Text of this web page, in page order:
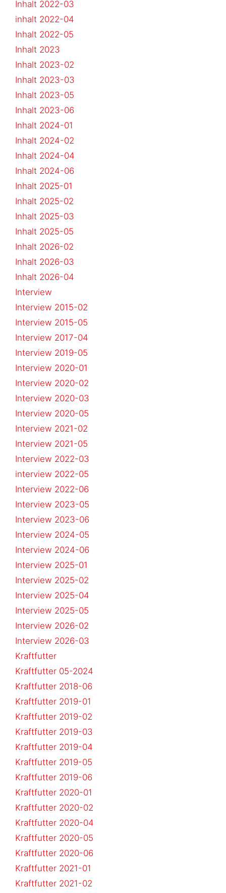
Inhalt 2022-03
inhalt 2022-04
Inhalt 2022-05
Inhalt 2023
Inhalt 2023-02
Inhalt 2023-03
Inhalt 2023-05
Inhalt 2023-06
Inhalt 2024-01
Inhalt 2024-02
Inhalt 2024-04
Inhalt 2024-06
Inhalt 2025-01
Inhalt 2025-02
Inhalt 2025-03
Inhalt 2025-05
Inhalt 2026-02
Inhalt 2026-03
Inhalt 2026-04
Interview
Interview 2015-02
Interview 2015-05
Interview 2017-04
Interview 2019-05
Interview 2020-01
Interview 2020-02
Interview 2020-03
Interview 2020-05
Interview 2021-02
Interview 2021-05
Interview 2022-03
interview 2022-05
Interview 2022-06
Interview 2023-05
Interview 2023-06
Interview 2024-05
Interview 2024-06
Interview 2025-01
Interview 2025-02
Interview 2025-04
Interview 2025-05
Interview 2026-02
Interview 2026-03
Kraftfutter
Kraftfutter 05-2024
Kraftfutter 2018-06
Kraftfutter 2019-01
Kraftfutter 2019-02
Kraftfutter 2019-03
Kraftfutter 2019-04
Kraftfutter 2019-05
Kraftfutter 2019-06
Kraftfutter 2020-01
Kraftfutter 2020-02
Kraftfutter 2020-04
Kraftfutter 2020-05
Kraftfutter 2020-06
Kraftfutter 2021-01
Kraftfutter 2021-02